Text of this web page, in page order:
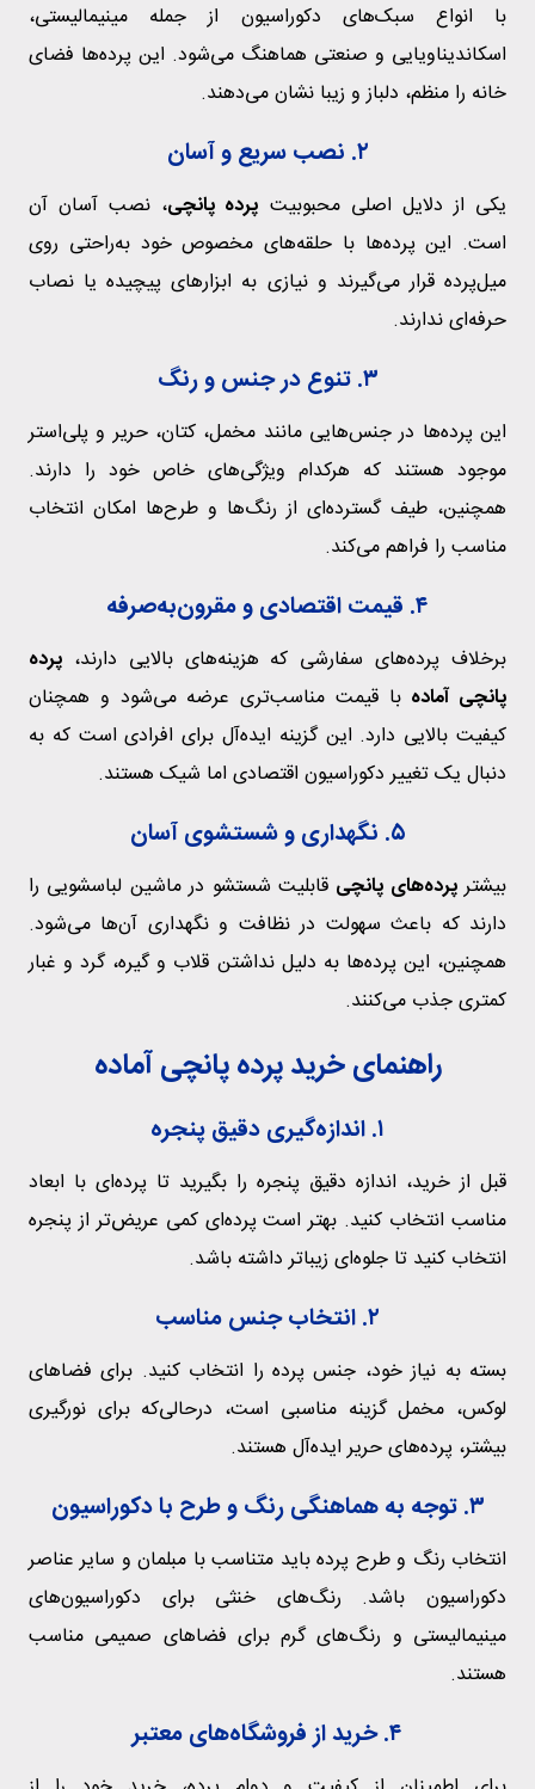
با انواع سبک‌های دکوراسیون از جمله مینیمالیستی،
اسکاندیناویایی و صنعتی هماهنگ می‌شود. این پرده‌ها فضای
خانه را منظم، دلباز و زیبا نشان می‌دهند.
۲. نصب سریع و آسان
یکی از دلایل اصلی محبوبیت پرده پانچی، نصب آسان آن
است. این پرده‌ها با حلقه‌های مخصوص خود به‌راحتی روی
میل‌پرده قرار می‌گیرند و نیازی به ابزارهای پیچیده یا نصاب
حرفه‌ای ندارند.
۳. تنوع در جنس و رنگ
این پرده‌ها در جنس‌هایی مانند مخمل، کتان، حریر و پلی‌استر
موجود هستند که هرکدام ویژگی‌های خاص خود را دارند.
همچنین، طیف گسترده‌ای از رنگ‌ها و طرح‌ها امکان انتخاب
مناسب را فراهم می‌کند.
۴. قیمت اقتصادی و مقرون‌به‌صرفه
برخلاف پرده‌های سفارشی که هزینه‌های بالایی دارند، پرده
پانچی آماده با قیمت مناسب‌تری عرضه می‌شود و همچنان
کیفیت بالایی دارد. این گزینه ایده‌آل برای افرادی است که به
دنبال یک تغییر دکوراسیون اقتصادی اما شیک هستند.
۵. نگهداری و شستشوی آسان
بیشترپرده‌های پانچی قابلیت شستشو در ماشین لباسشویی را
دارند که باعث سهولت در نظافت و نگهداری آن‌ها می‌شود.
همچنین، این پرده‌ها به دلیل نداشتن قلاب و گیره، گرد و غبار
کمتری جذب می‌کنند.
راهنمای خرید پرده پانچی آماده
۱. اندازه‌گیری دقیق پنجره
قبل از خرید، اندازه دقیق پنجره را بگیرید تا پرده‌ای با ابعاد
مناسب انتخاب کنید. بهتر است پرده‌ای کمی عریض‌تر از پنجره
انتخاب کنید تا جلوه‌ای زیباتر داشته باشد.
۲. انتخاب جنس مناسب
بسته به نیاز خود، جنس پرده را انتخاب کنید. برای فضاهای
لوکس، مخمل گزینه مناسبی است، درحالی‌که برای نورگیری
بیشتر، پرده‌های حریر ایده‌آل هستند.
۳. توجه به هماهنگی رنگ و طرح با دکوراسیون
انتخاب رنگ و طرح پرده باید متناسب با مبلمان و سایر عناصر
دکوراسیون باشد. رنگ‌های خنثی برای دکوراسیون‌های
مینیمالیستی و رنگ‌های گرم برای فضاهای صمیمی مناسب
هستند.
۴. خرید از فروشگاه‌های معتبر